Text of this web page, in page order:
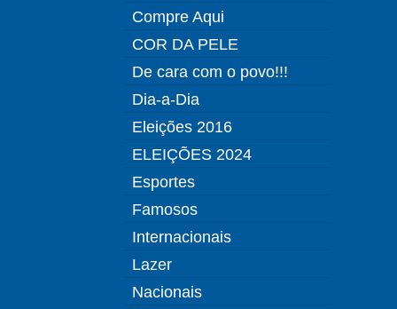
Compre Aqui
COR DA PELE
De cara com o povo!!!
Dia-a-Dia
Eleições 2016
ELEIÇÕES 2024
Esportes
Famosos
Internacionais
Lazer
Nacionais